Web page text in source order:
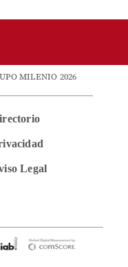
MILENIO 2026
Legal